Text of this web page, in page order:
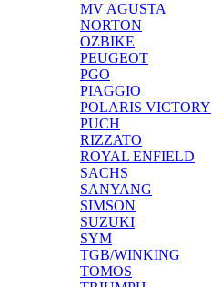
MV AGUSTA
NORTON
OZBIKE
PEUGEOT
PGO
PIAGGIO
POLARIS VICTORY
PUCH
RIZZATO
ROYAL ENFIELD
SACHS
SANYANG
SIMSON
SUZUKI
SYM
TGB/WINKING
TOMOS